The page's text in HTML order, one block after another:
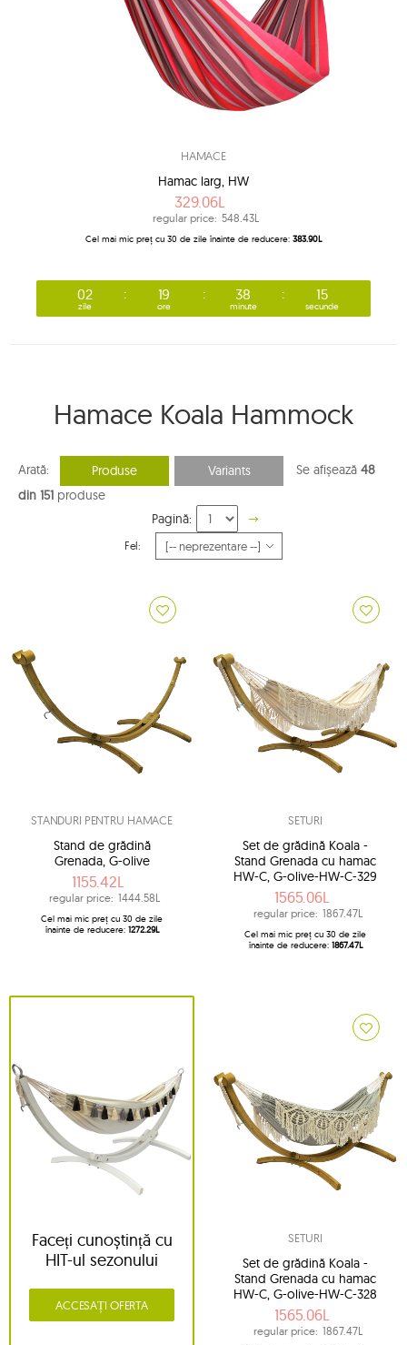
HAMACE
Hamac larg, HW
329.06L
regular price: 548.43L
Cel mai mic preț cu 30 de zile înainte de reducere: 383.90L
02
zile
19
ore
38
minute
14
secunde
Hamace Koala Hammock
Arată: Produse Variants Se afișează 48
din 151 produse
Pagină:
Fel:
STANDURI PENTRU HAMACE
Stand de grădină
Grenada, G-olive
1155.42L
regular price: 1444.58L
Cel mai mic preț cu 30 de zile
înainte de reducere: 1272.29L
SETURI
Set de grădină Koala -
Stand Grenada cu hamac
HW-C, G-olive-HW-C-329
1565.06L
regular price: 1867.47L
Cel mai mic preț cu 30 de zile
înainte de reducere: 1867.47L
Faceți cunoștință cu
HIT-ul sezonului
ACCESAȚI OFERTA
SETURI
Set de grădină Koala -
Stand Grenada cu hamac
HW-C, G-olive-HW-C-328
1565.06L
regular price: 1867.47L